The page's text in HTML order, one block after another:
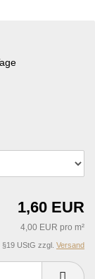
1,60 EUR
4,00 EUR pro m²
UStG zzgl. Versand